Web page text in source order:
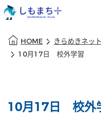
HOME きらめきネッ
10月17日 校外学習
10月17日 校外